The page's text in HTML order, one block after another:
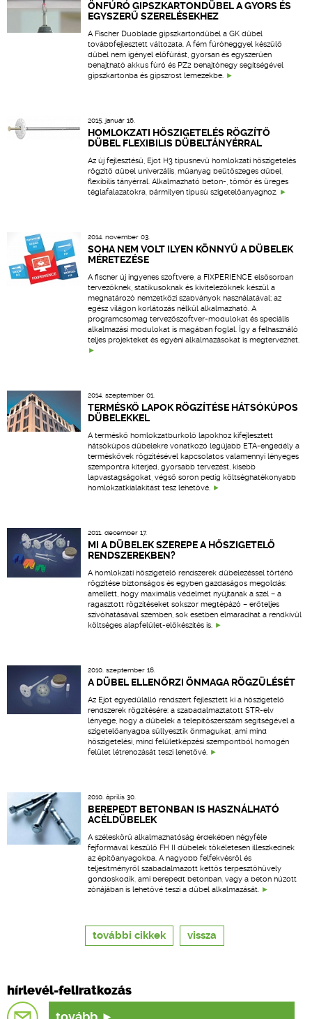
ÖNFÚRÓ GIPSZKARTONDÜBEL A GYORS ÉS
EGYSZERŰ SZERELÉSEKHEZ
A Fischer Duoblade gipszkartondübel a GK dübel
továbbfejlesztett változata. A fém fúróheggyel készülő
dübel nem igényel előfúrást, gyorsan és egyszerűen
behajtható akkus fúró és PZ2 behajtóhegy segítségével
gipszkartonba és gipszrost lemezekbe.
2015. január 16.
HOMLOKZATI HŐSZIGETELÉS RÖGZÍTŐ
DÜBEL FLEXIBILIS DÜBELTÁNYÉRRAL
Az új fejlesztésű, Ejot H3 típusnevű homlokzati hőszigetelés
rögzítő dübel univerzális, műanyag beütőszeges dübel,
flexibilis tányérral. Alkalmazható beton-, tömör és üreges
téglafalazatokra, bármilyen típusú szigetelőanyaghoz.
2014. november 03.
SOHA NEM VOLT ILYEN KÖNNYŰ A DÜBELEK
MÉRETEZÉSE
A fischer új ingyenes szoftvere, a FIXPERIENCE elsősorban
tervezőknek, statikusoknak és kivitelezőknek készül a
meghatározó nemzetközi szabványok használatával; az
egész világon korlátozás nélkül alkalmazható. A
programcsomag tervezőszoftver-modulokat és speciális
alkalmazási modulokat is magában foglal. Így a felhasználó
teljes projekteket és egyéni alkalmazásokat is megtervezhet.
2014. szeptember 01.
TERMÉSKŐ LAPOK RÖGZÍTÉSE HÁTSÓKÚPOS
DÜBELEKKEL
A terméskő homlokzatburkoló lapokhoz kifejlesztett
hátsókúpos dübelekre vonatkozó legújabb ETA-engedély a
terméskövek rögzítésével kapcsolatos valamennyi lényeges
szempontra kiterjed, gyorsabb tervezést, kisebb
lapvastagságokat, végső soron pedig költséghatékonyabb
homlokzatkialakítást tesz lehetővé.
2011. december 17.
MI A DÜBELEK SZEREPE A HŐSZIGETELŐ
RENDSZEREKBEN?
A homlokzati hőszigetelő rendszerek dübelezéssel történő
rögzítése biztonságos és egyben gazdaságos megoldás:
amellett, hogy maximális védelmet nyújtanak a szél – a
ragasztott rögzítéseket sokszor megtépázó – erőteljes
szívóhatásával szemben, sok esetben elmaradhat a rendkívül
költséges alapfelület-előkészítés is.
2010. szeptember 16.
A DÜBEL ELLENŐRZI ÖNMAGA RÖGZÜLÉSÉT
Az Ejot egyedülálló rendszert fejlesztett ki a hőszigetelő
rendszerek rögzítésére: a szabadalmaztatott STR-elv
lényege, hogy a dübelek a telepítőszerszám segítségével a
szigetelőanyagba süllyesztik önmagukat, ami mind
hőszigetelési, mind felületképzési szempontból homogén
felület létrehozását teszi lehetővé.
2010. április 30.
BEREPEDT BETONBAN IS HASZNÁLHATÓ
ACÉLDÜBELEK
A széleskörű alkalmazhatóság érdekében négyféle
fejformával készülő FH II dübelek tökéletesen illeszkednek
az építőanyagokba. A nagyobb felfekvésről és
teljesítményről szabadalmazott kettős terpesztőhüvely
gondoskodik, ami berepedt betonban, vagy a beton húzott
zónájában is lehetővé teszi a dübel alkalmazását.
további cikkek vissza
hírlevél-feliratkozás